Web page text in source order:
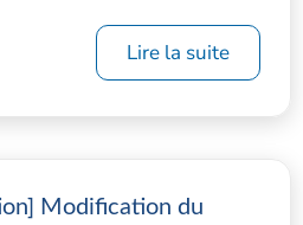
Lire la suite
Modification du